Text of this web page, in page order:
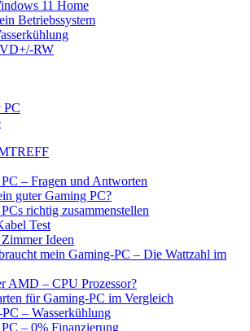
11 Home
Betriebssystem
RW
PC
– Fragen und Antworten
guter Gaming PC?
richtig zusammenstellen
Test
Ideen
mein Gaming-PC – Die Wattzahl im
AMD – CPU Prozessor?
für Gaming-PC im Vergleich
– Wasserkühlung
– 0% Finanzierung